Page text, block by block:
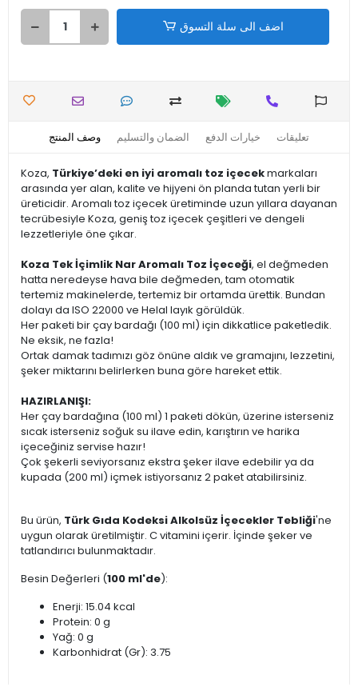
اضف الى سلة التسوق
وصف المنتج الضمان والتسليم خيارات الدفع تعليقات
Koza, Türkiye’deki en iyi aromalı toz içecekmarkaları
arasında yer alan, kalite ve hijyeni ön planda tutan yerli bir
üreticidir. Aromalı toz içecek üretiminde uzun yıllara dayanan
tecrübesiyle Koza, geniş toz içecek çeşitleri ve dengeli
lezzetleriyle öne çıkar.
Koza Tek İçimlik Nar Aromalı Toz İçeceği, el değmeden
hatta neredeyse hava bile değmeden, tam otomatik
tertemiz makinelerde, tertemiz bir ortamda ürettik. Bundan
dolayı da ISO 22000 ve Helal layık görüldük.
Her paketi bir çay bardağı (100 ml) için dikkatlice paketledik.
Ne eksik, ne fazla!
Ortak damak tadımızı göz önüne aldık ve gramajını, lezzetini,
şeker miktarını belirlerken buna göre hareket ettik.
HAZIRLANIŞI:
Her çay bardağına (100 ml) 1 paketi dökün, üzerine isterseniz
sıcak isterseniz soğuk su ilave edin, karıştırın ve harika
içeceğiniz servise hazır!
Çok şekerli seviyorsanız ekstra şeker ilave edebilir ya da
kupada (200 ml) içmek istiyorsanız 2 paket atabilirsiniz.
Bu ürün, Türk Gıda Kodeksi Alkolsüz İçecekler Tebliği'ne
uygun olarak üretilmiştir. C vitamini içerir. İçinde şeker ve
tatlandırıcı bulunmaktadır.
Besin Değerleri (100 ml'de):
Enerji: 15.04 kcal
Protein: 0 g
Yağ: 0 g
Karbonhidrat (Gr): 3.75